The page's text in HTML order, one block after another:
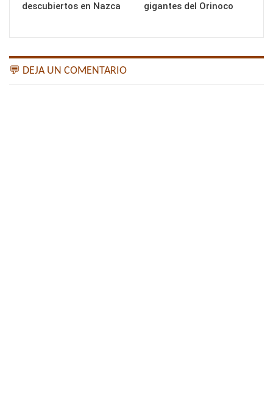
descubiertos en Nazca
gigantes del Orinoco
💬 DEJA UN COMENTARIO